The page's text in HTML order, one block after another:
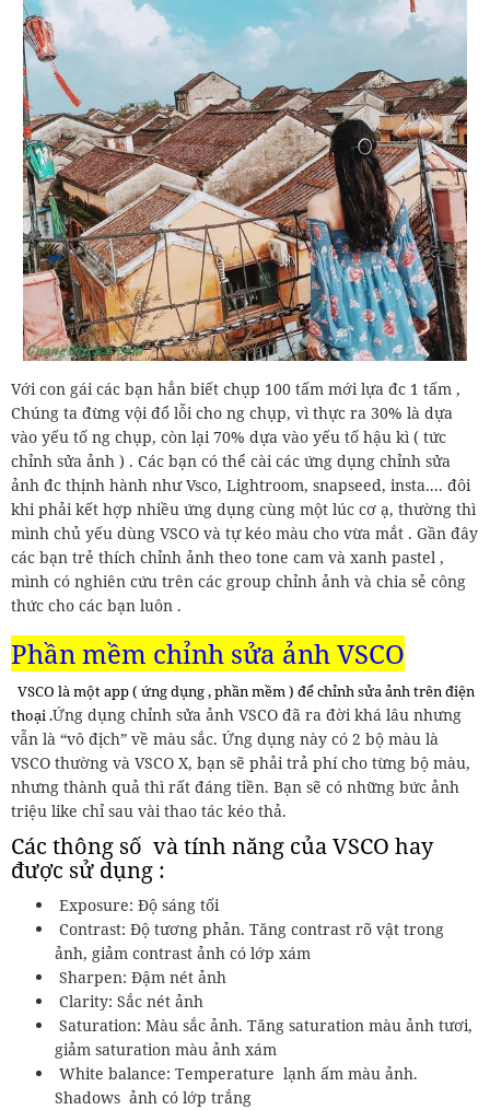
Với con gái các bạn hẳn biết chụp 100 tấm mới lựa đc 1 tấm ,
Chúng ta đừng vội đổ lỗi cho ng chụp, vì thực ra 30% là dựa
vào yếu tố ng chụp, còn lại 70% dựa vào yếu tố hậu kì ( tức
chỉnh sửa ảnh ) . Các bạn có thể cài các ứng dụng chỉnh sửa
ảnh đc thịnh hành như Vsco, Lightroom, snapseed, insta.... đôi
khi phải kết hợp nhiều ứng dụng cùng một lúc cơ ạ, thường thì
mình chủ yếu dùng VSCO và tự kéo màu cho vừa mắt . Gần đây
các bạn trẻ thích chỉnh ảnh theo tone cam và xanh pastel ,
mình có nghiên cứu trên các group chỉnh ảnh và chia sẻ công
thức cho các bạn luôn .
Phần mềm chỉnh sửa ảnh VSCO
VSCO là một app ( ứng dụng , phần mềm ) để chỉnh sửa ảnh trên điện
thoại .Ứng dụng chỉnh sửa ảnh VSCO đã ra đời khá lâu nhưng
vẫn là “vô địch” về màu sắc. Ứng dụng này có 2 bộ màu là
VSCO thường và VSCO X, bạn sẽ phải trả phí cho từng bộ màu,
nhưng thành quả thì rất đáng tiền. Bạn sẽ có những bức ảnh
triệu like chỉ sau vài thao tác kéo thả.
Các thông số và tính năng của VSCO hay
được sử dụng :
Exposure: Độ sáng tối
Contrast: Độ tương phản. Tăng contrast rõ vật trong
ảnh, giảm contrast ảnh có lớp xám
Sharpen: Đậm nét ảnh
Clarity: Sắc nét ảnh
Saturation: Màu sắc ảnh. Tăng saturation màu ảnh tươi,
giảm saturation màu ảnh xám
White balance: Temperature lạnh ấm màu ảnh.
Shadows ảnh có lớp trắng